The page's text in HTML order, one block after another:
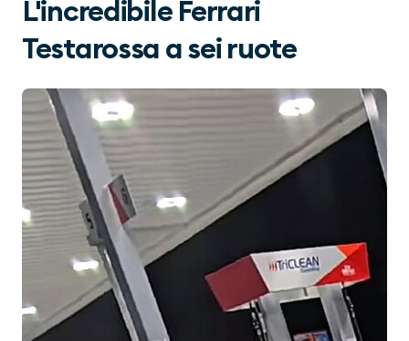
L'incredibile Ferrari
Testarossa a sei ruote